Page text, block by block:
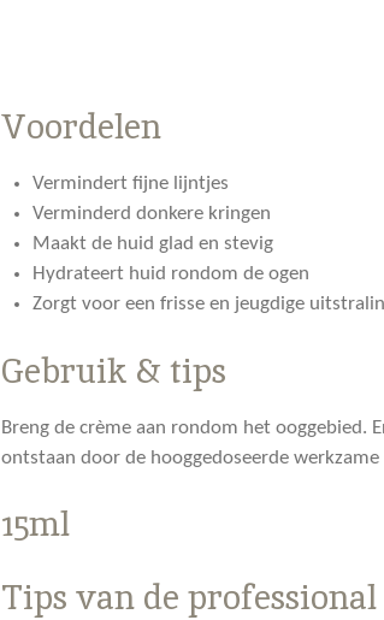
Voordelen
Vermindert fijne lijntjes
Verminderd donkere kringen
Maakt de huid glad en stevig
Hydrateert huid rondom de ogen
Zorgt voor een frisse en jeugdige
Gebruik & tips
Breng de crème aan rondom het ooggebied.
ontstaan door de hooggedoseerde
15ml
Tips van de professional